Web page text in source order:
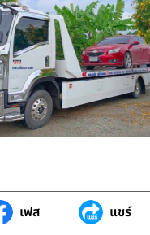
เฟส แชร์